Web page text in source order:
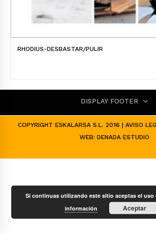
RHODIUS-DESBASTAR/PULIR
DISPLAY FOOTER
COPYRIGHT ESKALARSA S.L. 2016 | AVISO
WEB: DENADA ESTUDIO
Si continuas utilizando este sitio aceptas el
información
Aceptar